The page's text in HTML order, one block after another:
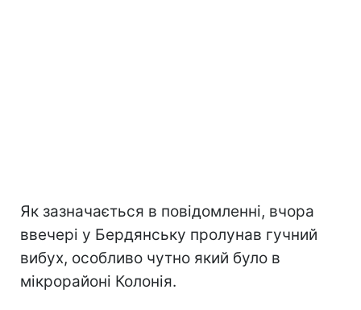
Як зазначається в повідомленні, вчора
ввечері у Бердянську пролунав гучний
вибух, особливо чутно який було в
мікрорайоні Колонія.